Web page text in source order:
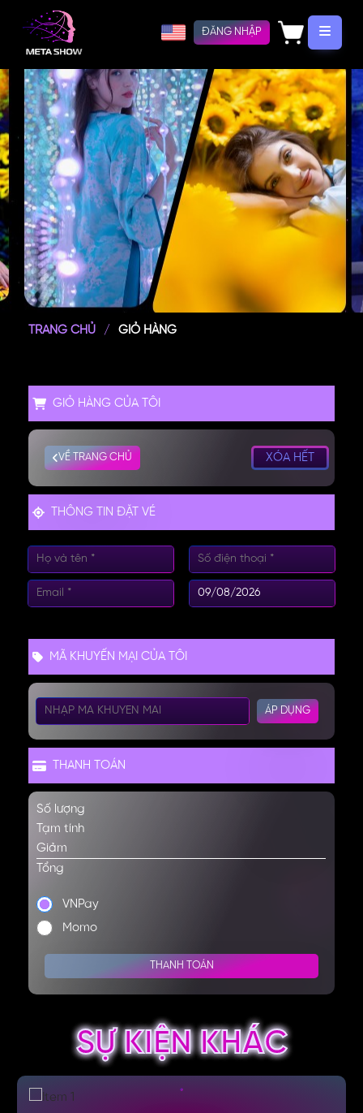
ĐĂNG NHẬP
TRANG CHỦ GIỎ HÀNG
GIỎ HÀNG CỦA TÔI
VỀ TRANG CHỦ XÓA HẾT
THÔNG TIN ĐẶT VÉ
MÃ KHUYẾN MẠI CỦA TÔI
ÁP DỤNG
THANH TOÁN
Số lượng
Tạm tính
Giảm
Tổng
VNPay
Momo
THANH TOÁN
SỰ KIỆN KHÁC